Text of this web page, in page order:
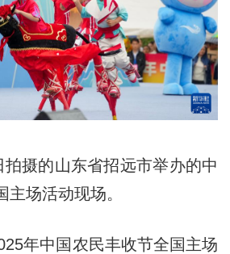
摄的山东省招远市举办的中
场活动现场。
年中国农民丰收节全国主场